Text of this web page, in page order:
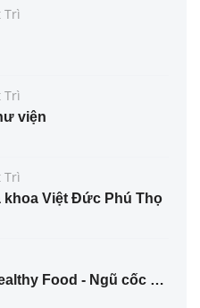
Trì
Trì
viện
Trì
khoa Việt Đức Phú Thọ
Cội Nguồn Healthy Food - Ngũ cốc và thực phẩm ăn uống lành mạnh